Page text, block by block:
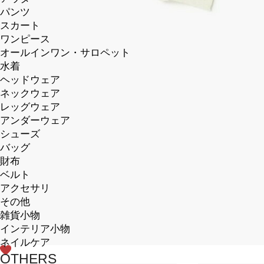
パンツ
スカート
ワンピース
オールインワン・サロペット
水着
ヘッドウェア
ネックウェア
レッグウェア
アンダーウェア
シューズ
バッグ
財布
ベルト
アクセサリ
その他
雑貨小物
インテリア小物
ネイルケア
OTHERS